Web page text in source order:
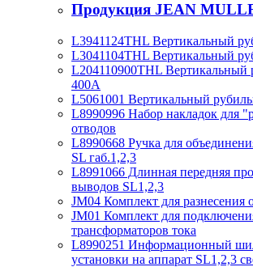
Продукция JEAN
L3941124THL Вертикальный
L3041104THL Вертикальный
L204110900THL Вертикальный
400А
L5061001 Вертикальный
L8990996 Набор накладок для
отводов
L8990668 Ручка для
SL габ.1,2,3
L8991066 Длинная передняя
выводов SL1,2,3
JM04 Комплект для разнесения
JM01 Комплект для
трансформаторов тока
L8990251 Информационный
установки на аппарат SL1,2,3